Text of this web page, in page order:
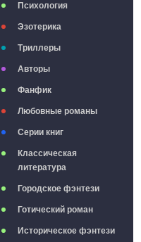
Психология
Эзотерика
Триллеры
Авторы
Фанфик
Любовные романы
Серии книг
Классическая
литература
Городское фэнтези
Готический роман
Историческое фэнтези